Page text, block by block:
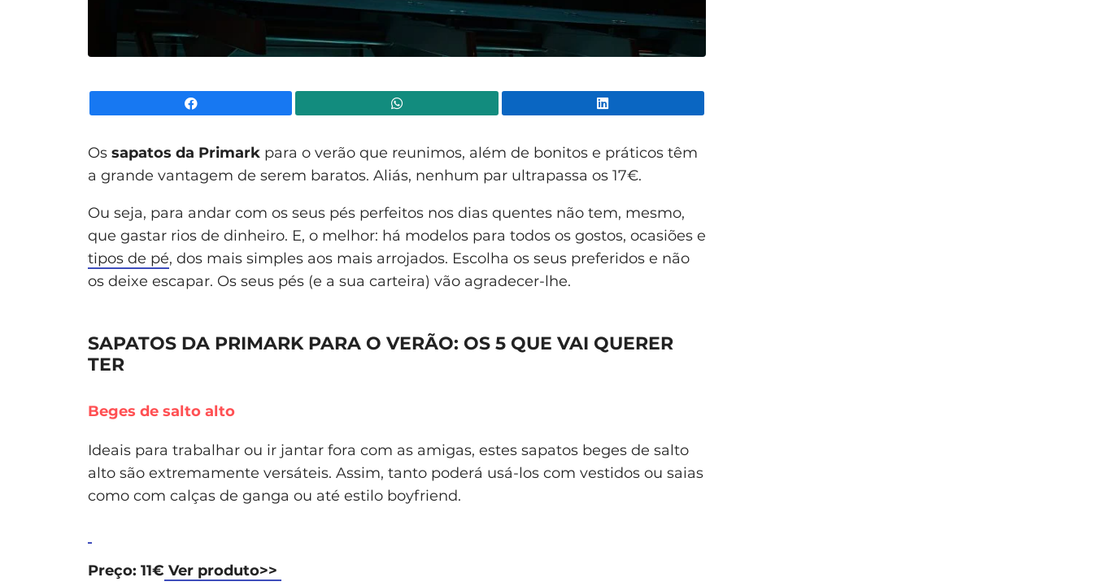
Os sapatos da Primark para o verão que reunimos, além de bonitos e práticos têm
a grande vantagem de serem baratos. Aliás, nenhum par ultrapassa os 17€.
Ou seja, para andar com os seus pés perfeitos nos dias quentes não tem, mesmo,
que gastar rios de dinheiro. E, o melhor: há modelos para todos os gostos, ocasiões e
tipos de pé, dos mais simples aos mais arrojados. Escolha os seus preferidos e não
os deixe escapar. Os seus pés (e a sua carteira) vão agradecer-lhe.
SAPATOS DA PRIMARK PARA O VERÃO: OS 5 QUE VAI QUERER
TER
Beges de salto alto
Ideais para trabalhar ou ir jantar fora com as amigas, estes sapatos beges de salto
alto são extremamente versáteis. Assim, tanto poderá usá-los com vestidos ou saias
como com calças de ganga ou até estilo boyfriend.
Preço: 11€ Ver produto>>